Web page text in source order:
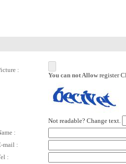
:
You can not Allow register
Not readable? Change text.
:
mail :
: